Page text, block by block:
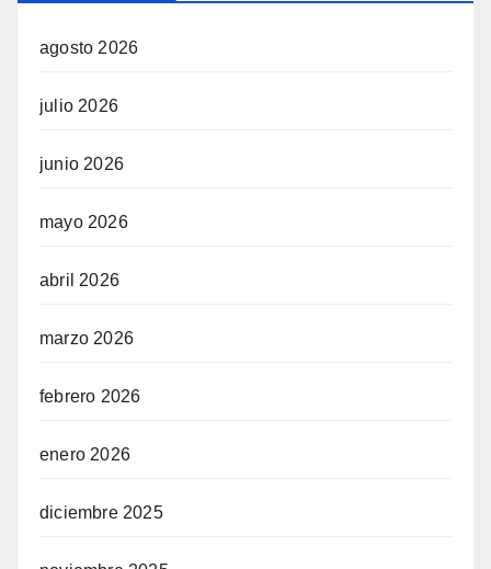
agosto 2026
julio 2026
junio 2026
mayo 2026
abril 2026
marzo 2026
febrero 2026
enero 2026
diciembre 2025